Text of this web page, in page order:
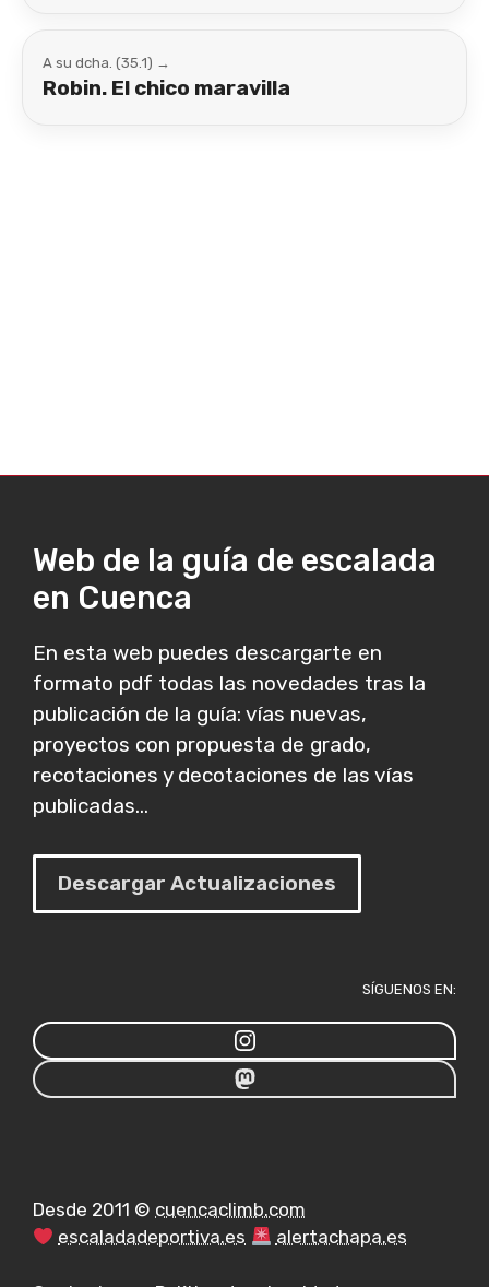
A su dcha. (35.1) →
Robin. El chico maravilla
Web de la guía de escalada
en Cuenca
En esta web puedes descargarte en
formato pdf todas las novedades tras la
publicación de la guía: vías nuevas,
proyectos con propuesta de grado,
recotaciones y decotaciones de las vías
publicadas...
Descargar Actualizaciones
SÍGUENOS EN:
Desde 2011 © cuencaclimb.com
escaladadeportiva.es
alertachapa.es